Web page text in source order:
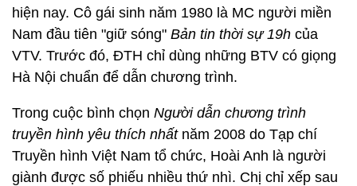
hiện nay. Cô gái sinh năm 1980 là MC người miền
Nam đầu tiên "giữ sóng" Bản tin thời sự 19h của
VTV. Trước đó, ĐTH chỉ dùng những BTV có giọng
Hà Nội chuẩn để dẫn chương trình.
Trong cuộc bình chọn Người dẫn chương trình
truyền hình yêu thích nhấtnăm 2008 do Tạp chí
Truyền hình Việt Nam tổ chức, Hoài Anh là người
giành được số phiếu nhiều thứ nhì. Chị chỉ xếp sau